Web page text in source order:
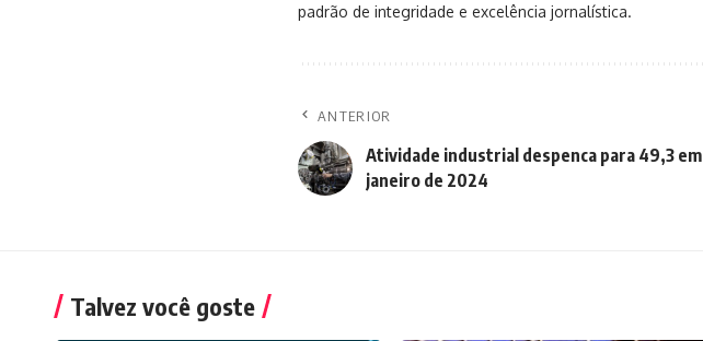
padrão de integridade e excelência jornalística.
ANTERIOR
Atividade industrial despenca para 49,3 em
janeiro de 2024
Talvez você goste